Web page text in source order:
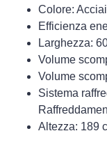
Colore:
Efficienza
Larghezza:
Volume
Volume
Sistema
Altezza: 189